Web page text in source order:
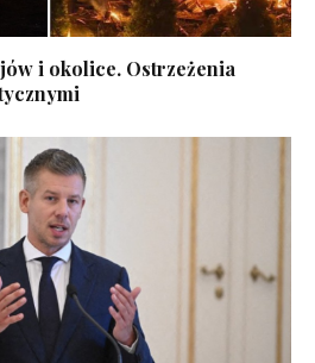
i okolice. Ostrzeżenia